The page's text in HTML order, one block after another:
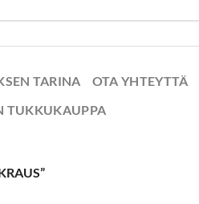
TARINA OTA YHTEYTTÄ
TUKKUKAUPPA